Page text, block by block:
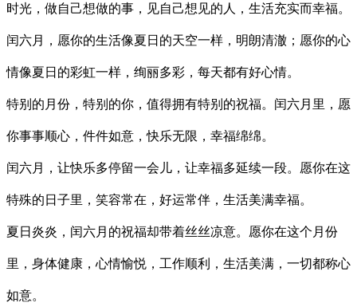
时光，做自己想做的事，见自己想见的人，生活充实而幸福。
闰六月，愿你的生活像夏日的天空一样，明朗清澈；愿你的心
情像夏日的彩虹一样，绚丽多彩，每天都有好心情。
特别的月份，特别的你，值得拥有特别的祝福。闰六月里，愿
你事事顺心，件件如意，快乐无限，幸福绵绵。
闰六月，让快乐多停留一会儿，让幸福多延续一段。愿你在这
特殊的日子里，笑容常在，好运常伴，生活美满幸福。
夏日炎炎，闰六月的祝福却带着丝丝凉意。愿你在这个月份
里，身体健康，心情愉悦，工作顺利，生活美满，一切都称心
如意。